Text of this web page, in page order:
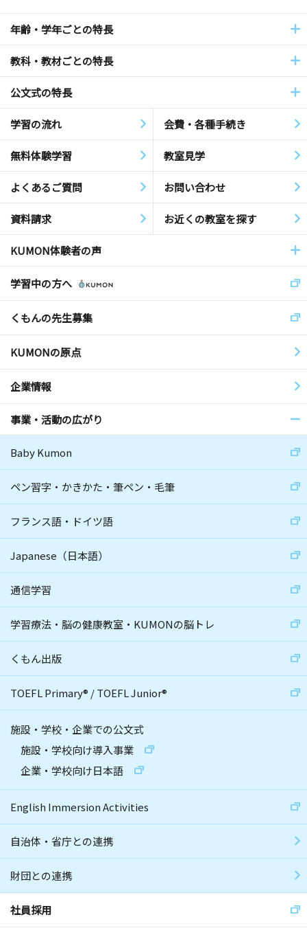
年齢・学年ごとの特長
教科・教材ごとの特長
公文式の特長
学習の流れ 会費・各種手続き
無料体験学習 教室見学
よくあるご質問 お問い合わせ
資料請求 お近くの教室を探す
KUMON体験者の声
学習中の方へ
くもんの先生募集
KUMONの原点
企業情報
事業・活動の広がり
Baby Kumon
ペン習字・かきかた・筆ペン・毛筆
フランス語・ドイツ語
Japanese（日本語）
通信学習
学習療法・脳の健康教室・KUMONの脳トレ
くもん出版
TOEFL Primary® /TOEFL Junior®
施設・学校・企業での公文式
施設・学校向け導入事業
企業・学校向け日本語
English Immersion Activities
自治体・省庁との連携
財団との連携
社員採用